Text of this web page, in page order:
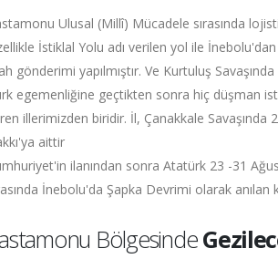
Ulusal (Millî) Mücadele sırasında
İstiklal Yolu adı verilen yol ile
gönderimi yapılmıştır. Ve Kurtuluş
egemenliğine geçtikten sonra hiç düşman
illerimizden biridir. İl, Çanakkale
aittir
ilanından sonra Atatürk 23 -31
İnebolu'da Şapka Devrimi olarak anılan
Bölgesinde